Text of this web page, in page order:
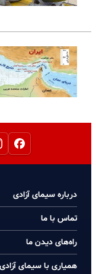
درباره سیمای آزادی
تماس با ما
راه‌های دیدن ما
همیاری با سیمای آزادی